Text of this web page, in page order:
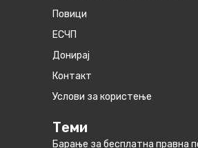
Повици
ЕСЧП
Донирај
Контакт
Услови за користење
Теми
Барање за бесплатна правна